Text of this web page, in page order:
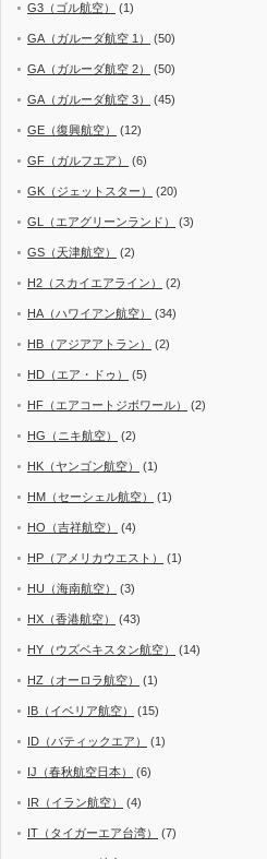
G3（ゴル航空） (1)
GA（ガルーダ航空 1） (50)
GA（ガルーダ航空 2） (50)
GA（ガルーダ航空 3） (45)
GE（復興航空） (12)
GF（ガルフエア） (6)
GK（ジェットスター） (20)
GL（エアグリーンランド） (3)
GS（天津航空） (2)
H2（スカイエアライン） (2)
HA（ハワイアン航空） (34)
HB（アジアアトラン） (2)
HD（エア・ドゥ） (5)
HF（エアコートジボワール） (2)
HG（ニキ航空） (2)
HK（ヤンゴン航空） (1)
HM（セーシェル航空） (1)
HO（吉祥航空） (4)
HP（アメリカウエスト） (1)
HU（海南航空） (3)
HX（香港航空） (43)
HY（ウズベキスタン航空） (14)
HZ（オーロラ航空） (1)
IB（イベリア航空） (15)
ID（バティックエア） (1)
IJ（春秋航空日本） (6)
IR（イラン航空） (4)
IT（タイガーエア台湾） (7)